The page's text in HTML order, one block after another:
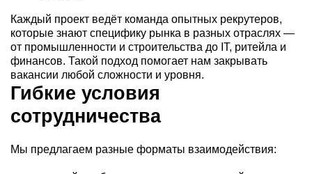
Каждый проект ведёт команда опытных рекрутеров,
которые знают специфику рынка в разных отраслях —
от промышленности и строительства до IT, ритейла и
финансов. Такой подход помогает нам закрывать
вакансии любой сложности и уровня.
Гибкие условия
сотрудничества
Мы предлагаем разные форматы взаимодействия: